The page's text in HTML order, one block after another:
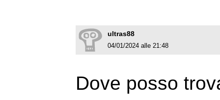
ultras88
04/01/2024 alle 21:48
Dove posso